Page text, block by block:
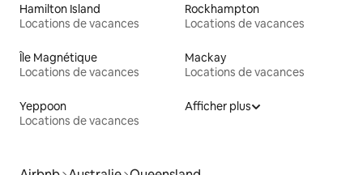
Hamilton Island
Locations de vacances
Rockhampton
Locations de vacances
Île Magnétique
Locations de vacances
Mackay
Locations de vacances
Yeppoon
Locations de vacances
Afficher plus